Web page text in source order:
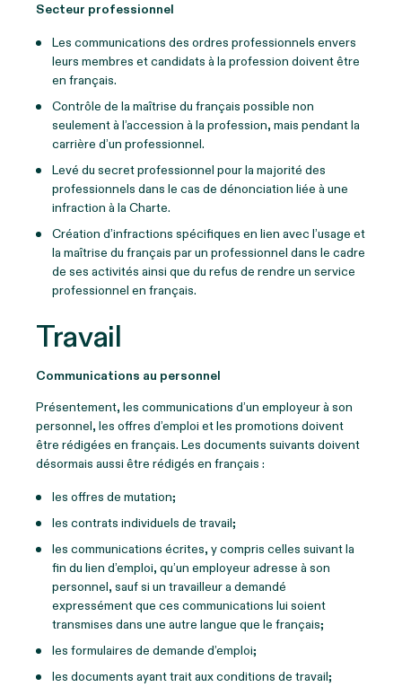
Secteur professionnel
Les communications des ordres professionnels envers
leurs membres et candidats à la profession doivent être
en français.
Contrôle de la maîtrise du français possible non
seulement à l’accession à la profession, mais pendant la
carrière d’un professionnel.
Levé du secret professionnel pour la majorité des
professionnels dans le cas de dénonciation liée à une
infraction à la Charte.
Création d’infractions spécifiques en lien avec l’usage et
la maîtrise du français par un professionnel dans le cadre
de ses activités ainsi que du refus de rendre un service
professionnel en français.
Travail
Communications au personnel
Présentement, les communications d’un employeur à son
personnel, les offres d’emploi et les promotions doivent
être rédigées en français. Les documents suivants doivent
désormais aussi être rédigés en français :
les offres de mutation;
les contrats individuels de travail;
les communications écrites, y compris celles suivant la
fin du lien d’emploi, qu’un employeur adresse à son
personnel, sauf si un travailleur a demandé
expressément que ces communications lui soient
transmises dans une autre langue que le français;
les formulaires de demande d’emploi;
les documents ayant trait aux conditions de travail;